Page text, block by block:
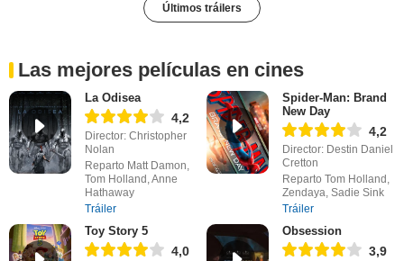
Últimos tráilers
Las mejores películas en cines
La Odisea
4,2
Director: Christopher
Nolan
Reparto Matt Damon,
Tom Holland, Anne
Hathaway
Tráiler
Spider-Man: Brand
New Day
4,2
Director: Destin Daniel
Cretton
Reparto Tom Holland,
Zendaya, Sadie Sink
Tráiler
Toy Story 5
4,0
Obsession
3,9